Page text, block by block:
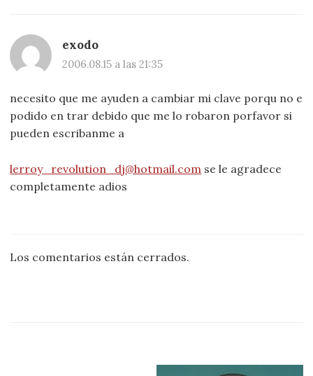
exodo
2006.08.15 a las 21:35
necesito que me ayuden a cambiar mi clave porqu no e
podido en trar debido que me lo robaron porfavor si
pueden escribanme a
lerroy_revolution_dj@hotmail.com se le agradece
completamente adios
Los comentarios están cerrados.